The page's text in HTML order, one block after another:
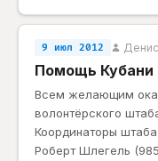
9 июл 2012
Помощь Кубани
Всем желающим
волонтёрского
Координаторы
Роберт Шлегель